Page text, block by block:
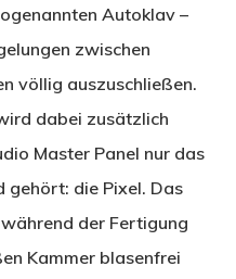
Autoklav –
zwischen
völlig auszuschließen.
dabei zusätzlich
Master Panel nur das
gehört: die Pixel. Das
der Fertigung
Kammer blasenfrei